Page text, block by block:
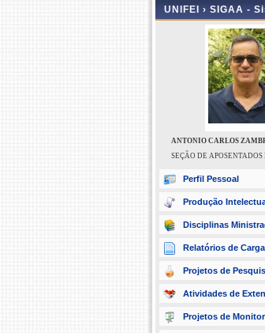
UNIFEI › SIGAA -
ANTONIO CARLOS
SEÇÃO DE APOSENTADOS
Perfil Pessoal
Produção
Disciplinas
Relatórios de
Projetos de
Atividades de
Projetos de